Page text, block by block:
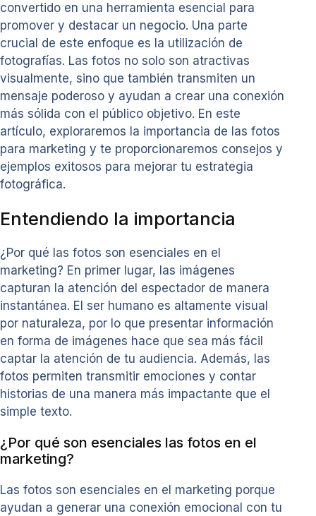
convertido en una herramienta esencial para
promover y destacar un negocio. Una parte
crucial de este enfoque es la utilización de
fotografías. Las fotos no solo son atractivas
visualmente, sino que también transmiten un
mensaje poderoso y ayudan a crear una conexión
más sólida con el público objetivo. En este
artículo, exploraremos la importancia de las fotos
para marketing y te proporcionaremos consejos y
ejemplos exitosos para mejorar tu estrategia
fotográfica.
Entendiendo la importancia
¿Por qué las fotos son esenciales en el
marketing? En primer lugar, las imágenes
capturan la atención del espectador de manera
instantánea. El ser humano es altamente visual
por naturaleza, por lo que presentar información
en forma de imágenes hace que sea más fácil
captar la atención de tu audiencia. Además, las
fotos permiten transmitir emociones y contar
historias de una manera más impactante que el
simple texto.
¿Por qué son esenciales las fotos en el
marketing?
Las fotos son esenciales en el marketing porque
ayudan a generar una conexión emocional con tu